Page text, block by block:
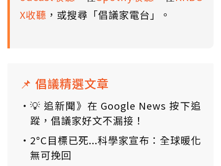
X收聽 ，或搜尋「倡議家電台」。
📌 倡議精選文章
💡 追新聞》在 Google News 按下追
蹤，倡議家好文不漏接！
2°C目標已死...科學家宣布：全球暖化
無可挽回